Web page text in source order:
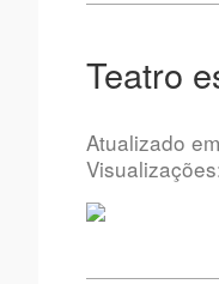
Teatro
Atualizado